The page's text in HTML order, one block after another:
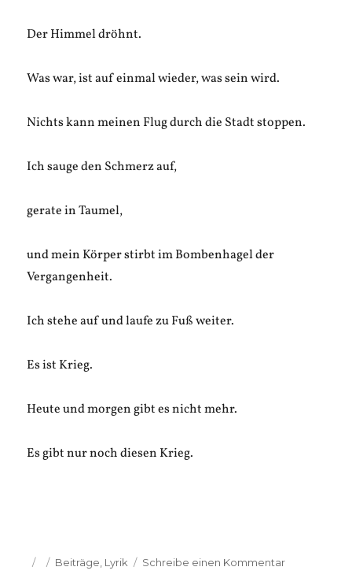
Der Himmel dröhnt.
Was war, ist auf einmal wieder, was sein wird.
Nichts kann meinen Flug durch die Stadt stoppen.
Ich sauge den Schmerz auf,
gerate in Taumel,
und mein Körper stirbt im Bombenhagel der
Vergangenheit.
Ich stehe auf und laufe zu Fuß weiter.
Es ist Krieg.
Heute und morgen gibt es nicht mehr.
Es gibt nur noch diesen Krieg.
Veröffentlicht
Kategorien
Beiträge Lyrik Schreibe einen Kommentarzu